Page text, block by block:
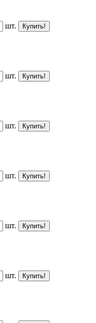
шт.
шт.
шт.
шт.
шт.
шт.